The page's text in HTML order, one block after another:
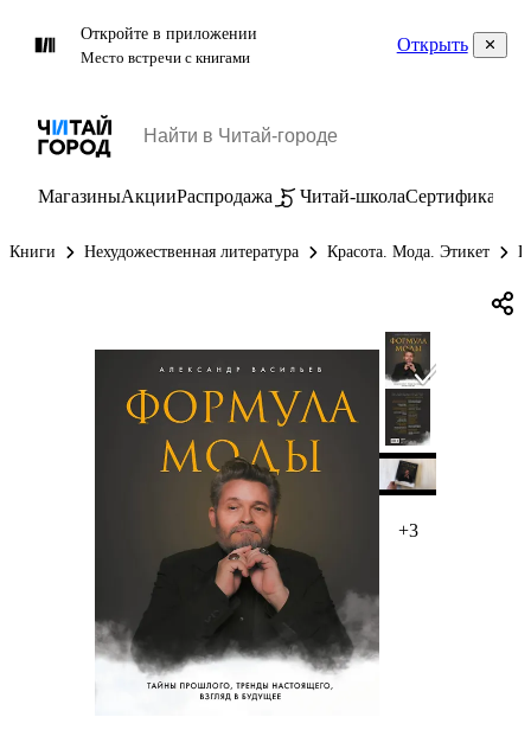
Откройте в приложении
Место встречи с книгами
Открыть
МагазиныАкцииРаспродажа Читай-школаСертификаты
Книги Нехудожественная литература Красота. Мода. Этикет
+3